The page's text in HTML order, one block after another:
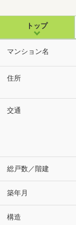
トップ
マンション名
住所
交通
総戸数／階建
築年月
構造